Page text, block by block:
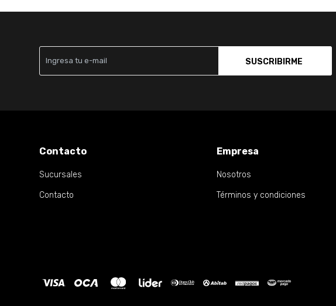
SUSCRIBIRME
Contacto
Sucursales
Contacto
Empresa
Nosotros
Términos y condiciones